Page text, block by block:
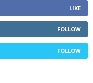
LIKE
FOLLOW
FOLLOW